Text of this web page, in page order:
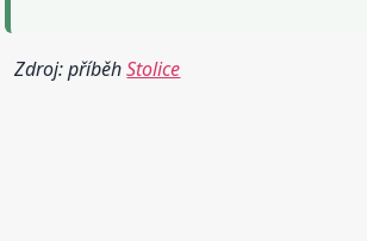
Zdroj: příběhStolice